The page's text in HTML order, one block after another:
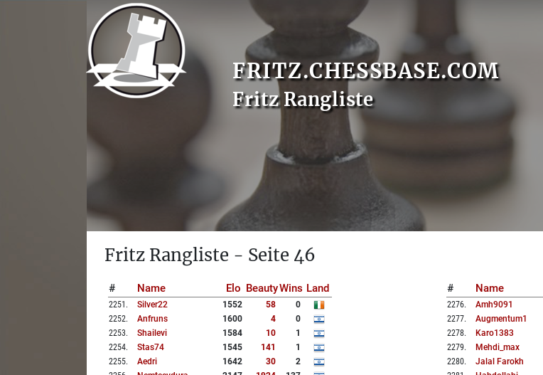
FRITZ.CHESSBASE.COM
Fritz Rangliste
Fritz Rangliste - Seite 46
# Name Elo BeautyWins Land
2251 . Silver22 1552 58
0
2252. Anfruns 1600 4
0
2253. Shailevi 1584 10
1
2254. Stas74 1545 141
1
2255. Aedri 1642 30
2
# Name
2276. Amh9091
2277. Augmentum1
2278. Karo1383
2279. Mehdi_max
2280. Jalal Farokh